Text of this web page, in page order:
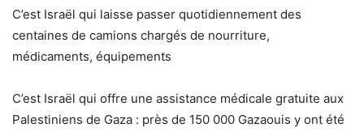
C’est Israël qui laisse passer quotidiennement des
centaines de camions chargés de nourriture,
médicaments, équipements
C’est Israël qui offre une assistance médicale gratuite aux
Palestiniens de Gaza : près de 150 000 Gazaouis y ont été